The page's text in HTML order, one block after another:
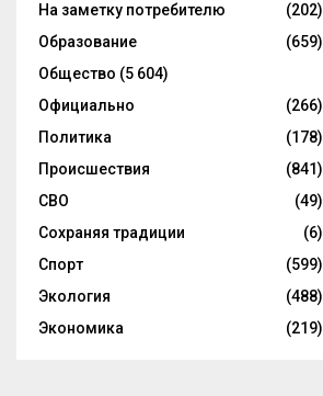
На заметку потребителю
(202)
Образование
(659)
Общество (5 604)
Официально
(266)
Политика
(178)
Происшествия
(841)
СВО
(49)
Сохраняя традиции
(6)
Спорт
(599)
Экология
(488)
Экономика
(219)